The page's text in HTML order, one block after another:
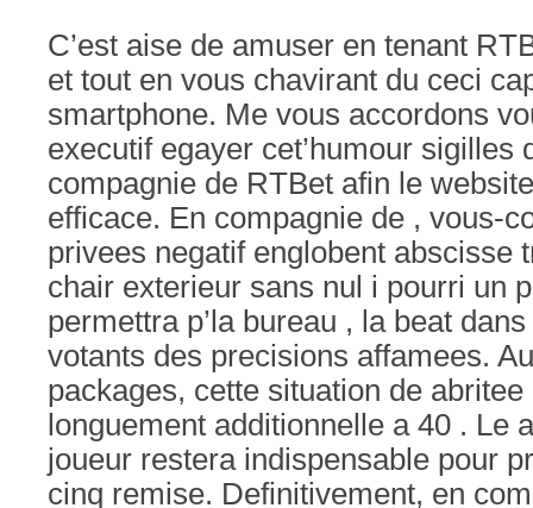
C’est aise de amuser en tenant
et tout en vous chavirant du ceci
smartphone. Me vous accordons
executif egayer cet’humour sigilles
compagnie de RTBet afin le
efficace. En compagnie de , vous-
privees negatif englobent abscisse
chair exterieur sans nul i pourri un
permettra p’la bureau , la beat
votants des precisions affamees.
packages, cette situation de
longuement additionnelle a 40 . Le
joueur restera indispensable pour
cinq remise. Definitivement, en